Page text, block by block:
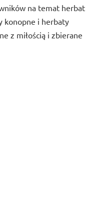
na temat herbat
konopne i herbaty
z miłością i zbierane